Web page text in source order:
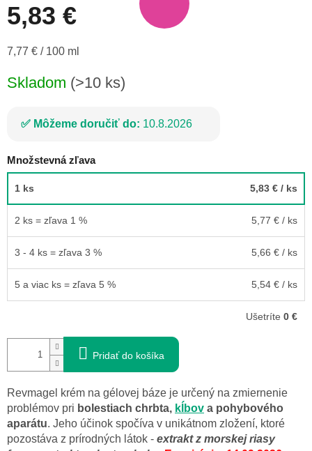
5,83 €
Jednotková
7,77 € / 100 ml
Skladom (>10 ks)
Môžeme doručiť do: 10.8.2026
Množstevná zľava
1 ks 5,83 € / ks
2 ks = zľava 1 % 5,77 € / ks
3 - 4 ks = zľava 3 % 5,66 € / ks
5 a viac ks = zľava 5 % 5,54 € / ks
Ušetríte 0 €
Pridať do košíka
Revmagel krém na gélovej báze je určený na zmiernenie
problémov pri bolestiach chrbta, kĺbov a pohybového
aparátu. Jeho účinok spočíva v unikátnom zložení, ktoré
pozostáva z prírodných látok - extrakt z morskej riasy